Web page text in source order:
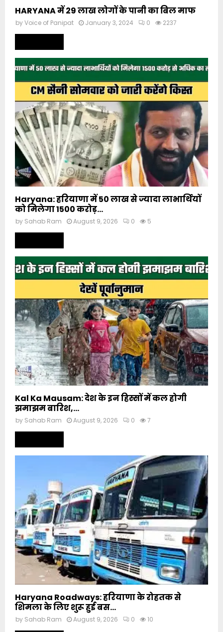
HARYANA में 29 लाख लोगों के पानी का बिल माफ
byVoice of Panipat January 3, 2024 0 2237
Haryana: हरियाणा में 50 लाख से ज्यादा लाभार्थियों
को मिलेगा 1500 करोड़...
by Sahab Ram August 9, 2026 0 5
Kal Ka Mausam: देश के इन हिस्सों में कल होगी
झमाझम बारिश,...
by Sahab Ram August 9, 2026 0 7
Haryana Roadways: हरियाणा के रोहतक से
शिमला के लिए शुरू हुई बस...
by Sahab Ram August 9, 2026 0 10